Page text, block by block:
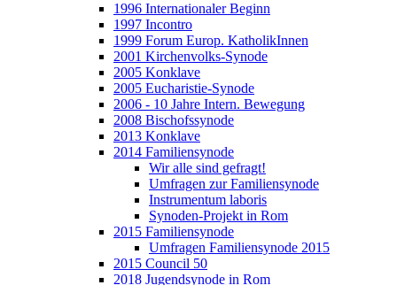
1996 Internationaler Beginn
1997 Incontro
1999 Forum Europ. KatholikInnen
2001 Kirchenvolks-Synode
2005 Konklave
2005 Eucharistie-Synode
2006 - 10 Jahre Intern. Bewegung
2008 Bischofssynode
2013 Konklave
2014 Familiensynode
Wir alle sind gefragt!
Umfragen zur Familiensynode
Instrumentum laboris
Synoden-Projekt in Rom
2015 Familiensynode
Umfragen Familiensynode 2015
2015 Council 50
2018 Jugendsynode in Rom